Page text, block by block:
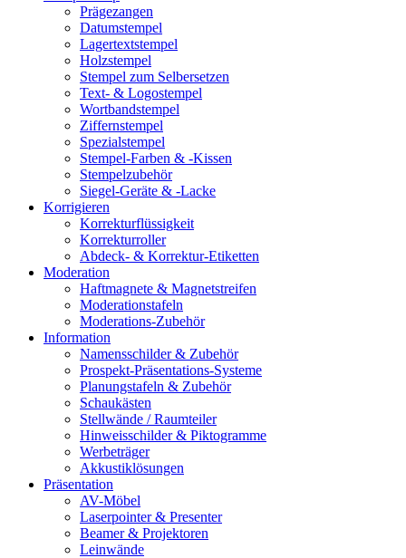
Prägezangen
Datumstempel
Lagertextstempel
Holzstempel
Stempel zum Selbersetzen
Text- & Logostempel
Wortbandstempel
Ziffernstempel
Spezialstempel
Stempel-Farben & -Kissen
Stempelzubehör
Siegel-Geräte & -Lacke
Korrigieren
Korrekturflüssigkeit
Korrekturroller
Abdeck- & Korrektur-Etiketten
Moderation
Haftmagnete & Magnetstreifen
Moderationstafeln
Moderations-Zubehör
Information
Namensschilder & Zubehör
Prospekt-Präsentations-Systeme
Planungstafeln & Zubehör
Schaukästen
Stellwände / Raumteiler
Hinweisschilder & Piktogramme
Werbeträger
Akkustiklösungen
Präsentation
AV-Möbel
Laserpointer & Presenter
Beamer & Projektoren
Leinwände